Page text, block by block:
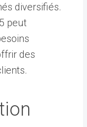
diversifiés.
peut
des